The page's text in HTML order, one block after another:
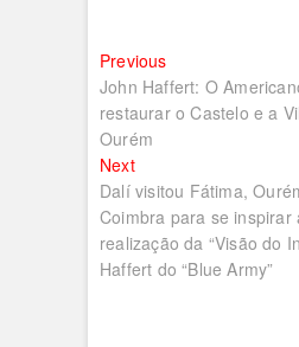
Navegação
de
artigos
PreviousPrevious
post:
John Haffert: O
restaurar o Castelo e a
Ourém
NextNext
post:
Dalí visitou Fátima,
Coimbra para se inspirar
realização da “Visão do
Haffert do “Blue Army”